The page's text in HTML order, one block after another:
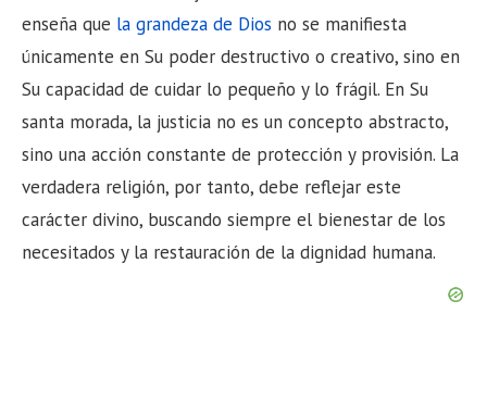
enseña que la grandeza de Dios no se manifiesta
únicamente en Su poder destructivo o creativo, sino en
Su capacidad de cuidar lo pequeño y lo frágil. En Su
santa morada, la justicia no es un concepto abstracto,
sino una acción constante de protección y provisión. La
verdadera religión, por tanto, debe reflejar este
carácter divino, buscando siempre el bienestar de los
necesitados y la restauración de la dignidad humana.